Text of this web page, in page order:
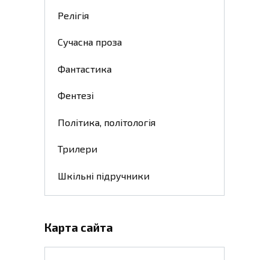
Релігія
Сучасна проза
Фантастика
Фентезі
Політика, політологія
Трилери
Шкільні підручники
Карта сайта